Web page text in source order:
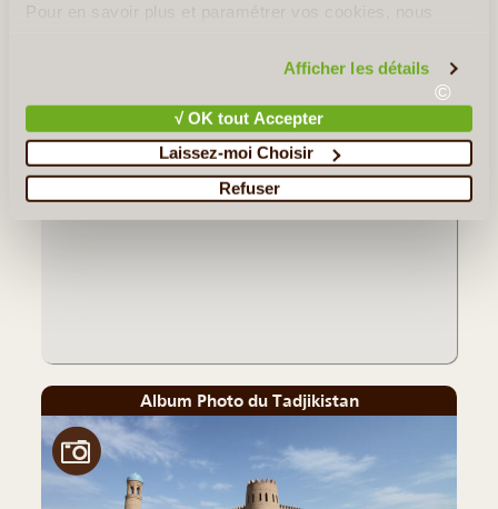
Pour en savoir plus et paramétrer vos cookies, nous
Afficher les détails
√ OK tout Accepter
Laissez-moi Choisir
Refuser
©
Les incontournables au Tadjikistan
Album Photo du Tadjikistan